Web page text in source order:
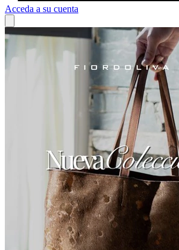
Acceda a su cuenta